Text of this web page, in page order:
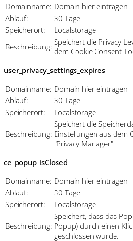
Domainname: Domain hier eintragen
Ablauf:
30 Tage
Speicherort:
Localstorage
Beschreibung: Speichert die Privacy
dem Cookie Consent
user_privacy_settings_expires
Domainname: Domain hier eintragen
Ablauf:
30 Tage
Speicherort:
Localstorage
Beschreibung:
Speichert die
Einstellungen aus dem
"Privacy Manager".
ce_popup_isClosed
Domainname: Domain hier eintragen
Ablauf:
30 Tage
Speicherort:
Localstorage
Beschreibung:
Speichert, dass das
Popup) durch einen
geschlossen wurde.